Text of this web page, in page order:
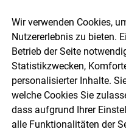
ADDITIVE
Bozen, Lana Vollzeit
Wir verwenden Cookies,
Nutzererlebnis zu bieten.
Betrieb der Seite
Statistikzwecken,
personalisierter Inhalte.
welche Cookies Sie
dass aufgrund Ihrer
alle Funktionalitäten der